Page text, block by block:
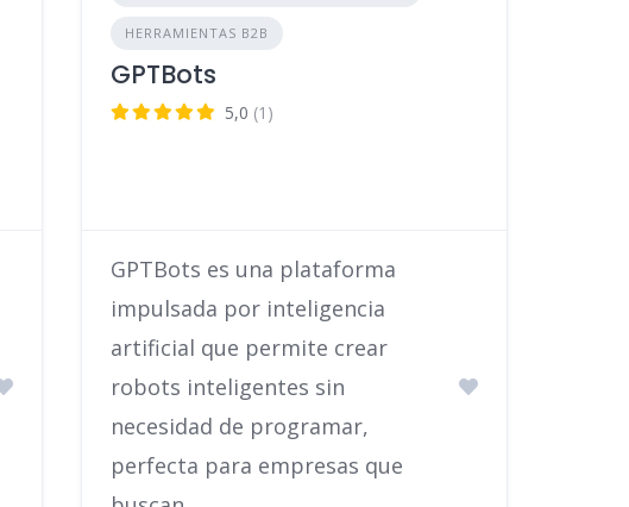
HERRAMIENTAS B2B
GPTBots
5,0 (1)
GPTBots es una plataforma
impulsada por inteligencia
artificial que permite crear
robots inteligentes sin
necesidad de programar,
perfecta para empresas que